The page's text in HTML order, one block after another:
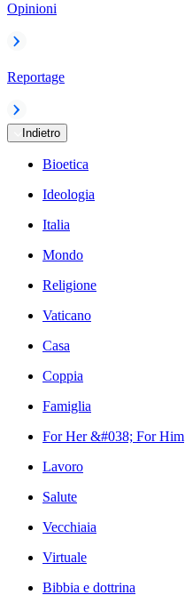
Opinioni
Reportage
Indietro
Bioetica
Ideologia
Italia
Mondo
Religione
Vaticano
Casa
Coppia
Famiglia
For Her &#038; For Him
Lavoro
Salute
Vecchiaia
Virtuale
Bibbia e dottrina